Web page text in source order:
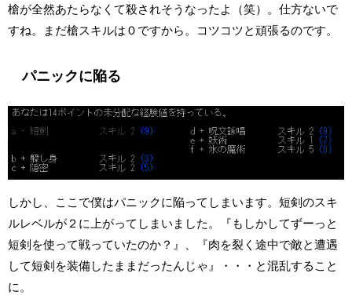
槍が全然あたらなくて殺されそうなったよ（笑）。仕方ないで
すね。まだ槍スキルは０ですから。コツコツと頑張るのです。
パニックに陥る
しかし、ここで僕はパニックに陥ってしまいます。短剣のスキ
ルレベルが２に上がってしまいました。『もしかしてずーっと
短剣を使って戦っていたのか？』、『肉を裂く途中で敵と遭遇
して短剣を装備したままだったんじゃ』・・・と混乱すること
に。